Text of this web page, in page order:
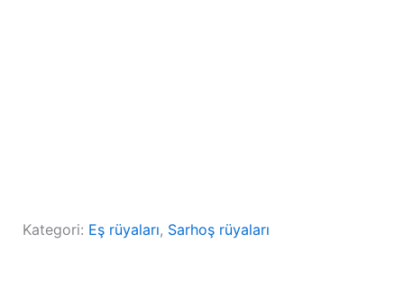
Kategori: Eş rüyaları, Sarhoş rüyaları